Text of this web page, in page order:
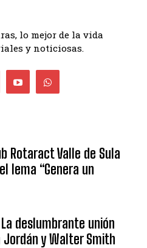
lo mejor de la vida
y noticiosas.
Rotaract Valle de Sula
lema “Genera un
deslumbrante unión
y Walter Smith